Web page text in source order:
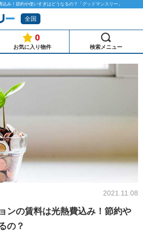
み！節約や使いすぎはどうなるの？「グッドマンスリー」
全国
0
お気に入り物件 検索メニュー
2021.11.08
ンの賃料は光熱費込み！節約や
の？